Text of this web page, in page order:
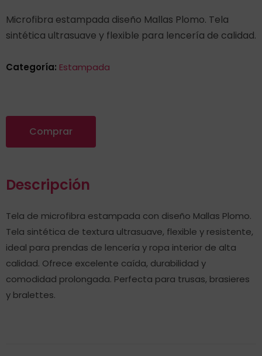
Microfibra estampada diseño Mallas Plomo. Tela
sintética ultrasuave y flexible para lencería de calidad.
Categoría: Estampada
Comprar
Descripción
Tela de microfibra estampada con diseño Mallas Plomo.
Tela sintética de textura ultrasuave, flexible y resistente,
ideal para prendas de lencería y ropa interior de alta
calidad. Ofrece excelente caída, durabilidad y
comodidad prolongada. Perfecta para trusas, brasieres
y bralettes.